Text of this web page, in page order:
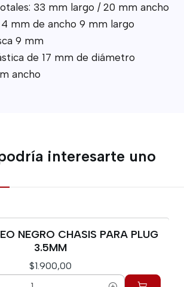
33 mm largo / 20 mm ancho
mm de ancho 9 mm largo
9 mm
de 17 mm de diámetro
ancho
interesarte uno
NEGRO CHASIS PARA PLUG
3.5MM
$1.900,00